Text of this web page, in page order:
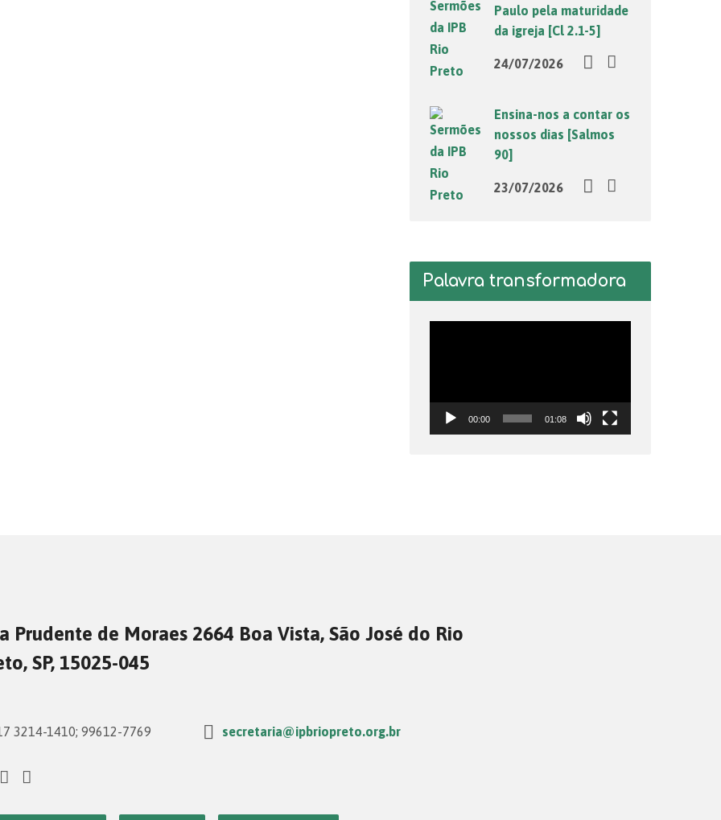
Paulo pela maturidade
da igreja [Cl 2.1-5]
24/07/2026
Ensina-nos a contar os
nossos dias [Salmos
90]
23/07/2026
Palavra transformadora
00:00 01:08
Prudente de Moraes 2664 Boa Vista, São José do Rio
SP, 15025-045
3214-1410; 99612-7769 secretaria@ipbriopreto.org.br